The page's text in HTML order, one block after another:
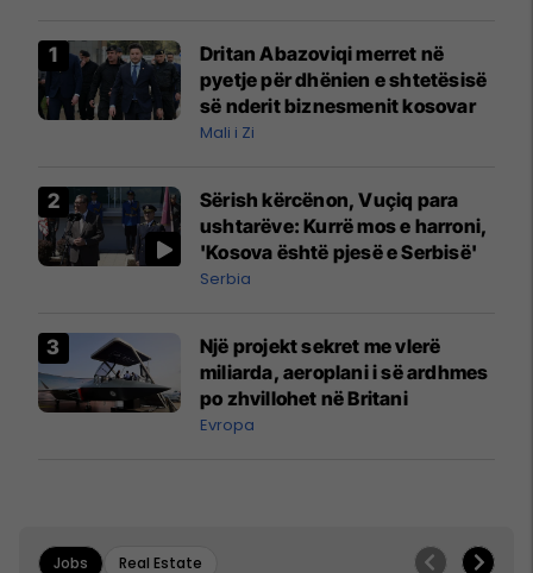
Dritan Abazoviqi merret në
pyetje për dhënien e shtetësisë
së nderit biznesmenit kosovar
Mali i Zi
Sërish kërcënon, Vuçiq para
ushtarëve: Kurrë mos e harroni,
'Kosova është pjesë e Serbisë'
Serbia
Një projekt sekret me vlerë
miliarda, aeroplani i së ardhmes
po zhvillohet në Britani
Evropa
Jobs Real Estate